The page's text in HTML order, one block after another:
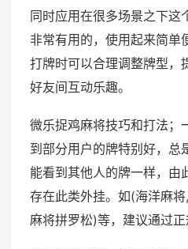
同时应用在很多场景之下这
非常有用的，使用起来简单
打牌时可以合理调整牌型，
好友间互动乐趣。
微乐捉鸡麻将技巧和打法；
到部分用户的牌特别好，总
能看到其他人的牌一样，由
存在此类外挂。如(海洋麻
麻将拼罗松)等，建议通过正